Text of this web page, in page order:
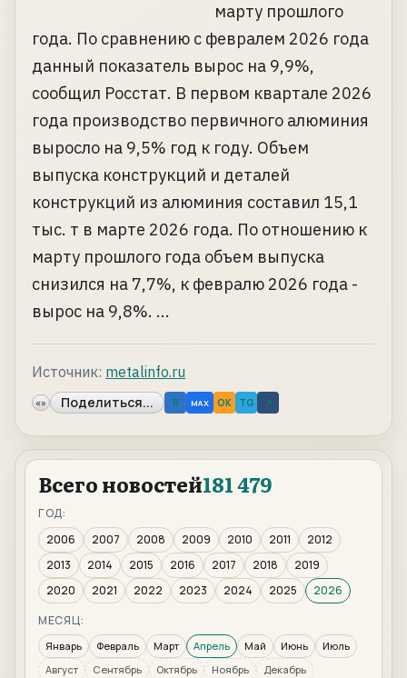
марту прошлого
года. По сравнению с февралем 2026 года
данный показатель вырос на 9,9%,
сообщил Росстат. В первом квартале 2026
года производство первичного алюминия
выросло на 9,5% год к году. Объем
выпуска конструкций и деталей
конструкций из алюминия составил 15,1
тыс. т в марте 2026 года. По отношению к
марту прошлого года объем выпуска
снизился на 7,7%, к февралю 2026 года -
вырос на 9,8%. ...
Источник: metalinfo.ru
«» Поделиться... B MAX OK TG ↗
Всего новостей181 479
ГОД:
2006
2007 2008 2009 2010 2011
2012
2013
2014 2015 2016 2017 2018
2019
2020
2021 2022 2023 2024 2025
2026
МЕСЯЦ:
Январь Февраль Март Апрель Май Июнь
Июль
Август
Сентябрь Октябрь Ноябрь Декабрь